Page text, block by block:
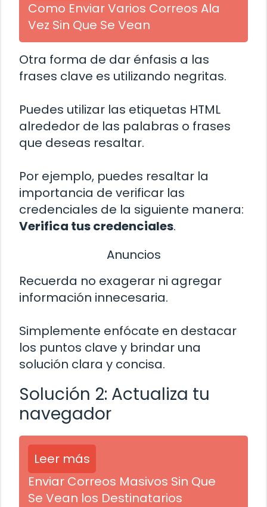
Como Enviar Varios Correos Ala
Vez Sin Que Se Vean
Otra forma de dar énfasis a las
frases clave es utilizando negritas.
Puedes utilizar las etiquetas HTML
alrededor de las palabras o frases
que deseas resaltar.
Por ejemplo, puedes resaltar la
importancia de verificar las
credenciales de la siguiente manera:
Verifica tus credenciales.
Anuncios
Recuerda no exagerar ni agregar
información innecesaria.
Simplemente enfócate en destacar
los puntos clave y brindar una
solución clara y concisa.
Solución 2: Actualiza tu
navegador
Leer más
Enviar Correos Masivos Sin Que
Se Vean los Destinatarios